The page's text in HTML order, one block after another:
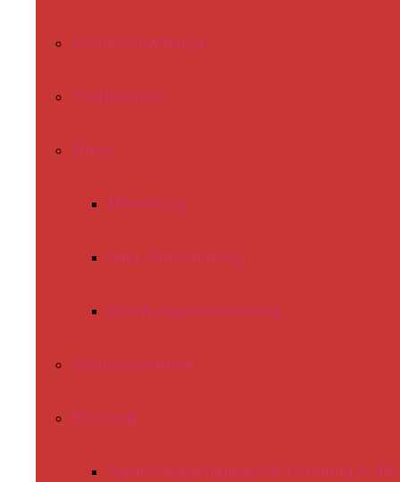
Schülermitwirkung
Förderverein
Eltern
Mitwirkung
ReEL-Elterntraining
Erziehungsvereinbarung
Schulsozialarbeit
Beratung
Sprachheilpädagogische Beratung in der